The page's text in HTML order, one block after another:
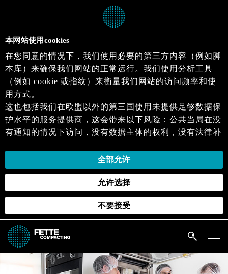
本网站使用cookies
在您同意的情况下，我们使用必要的第三方内容（例如脚
本库）来确保我们网站的正常运行。我们使用分析工具
（例如 cookie 或指纹）来衡量我们网站的访问频率和使
用方式。
这也包括我们在欧盟以外的第三国使用未提供足够数据保
护水平的服务提供商，这会带来以下风险：公共当局在没
有通知的情况下访问，没有数据主体的权利，没有法律补
当您同意时，即表示您同意上述活动。您可以撤回您的同
意，并在未来生效。详细信息可以在我们的隐私政策.中
全部允许
允许选择
不要接受